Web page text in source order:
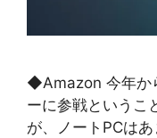
◆Amazon 今年か
ーに参戦というこ
が、ノートPCは